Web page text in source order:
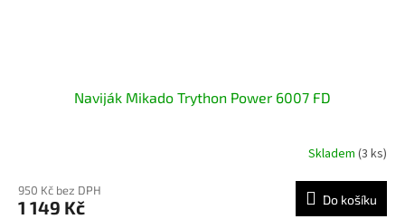
Naviják Mikado Trython Power 6007 FD
Skladem (3 ks)
950 Kč bez DPH
1 149 Kč Do košíku